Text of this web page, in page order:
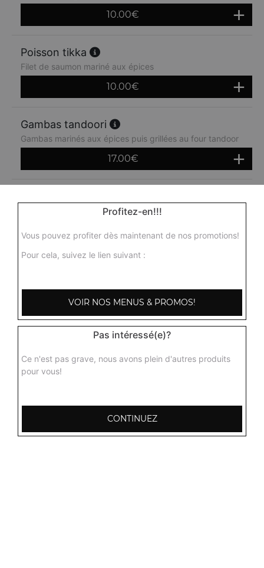
10.00€
Poisson tikka
Filet de saumon mariné aux épices
10.00€
Gambas tandoori
Gambas marinés aux épices puis grillées au four tandoor
17.00€
Assortiment de morceaux d'agneau, poulet, poisson,
Profitez-en!!!
Vous pouvez profiter dès maintenant de nos promotions!
Pour cela, suivez le lien suivant :
VOIR NOS MENUS & PROMOS!
Pas intéressé(e)?
Ce n'est pas grave, nous avons plein d'autres produits
pour vous!
CONTINUEZ